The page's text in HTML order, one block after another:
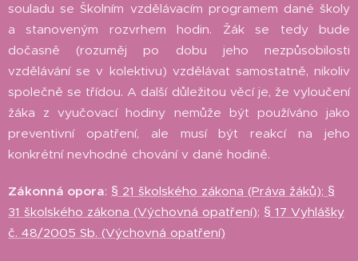
souladu se Školním vzdělávacím programem dané školy
a stanoveným rozvrhem hodin. Žák se tedy bude
dočasně (rozuměj po dobu jeho nezpůsobilosti
vzdělávání se v kolektivu) vzdělávat samostatně, nikoliv
společně se třídou. A další důležitou věcí je, že vyloučení
žáka z vyučovací hodiny nemůže být používáno jako
preventivní opatření, ale musí být reakcí na jeho
konkrétní nevhodné chování v dané hodině.
Zákonná opora: ¨ § 21 školského zákona (Práva žáků); §
31 školského zákona (Výchovná opatření); § 17 Vyhlášky
č. 48/2005 Sb. (Výchovná opatření)